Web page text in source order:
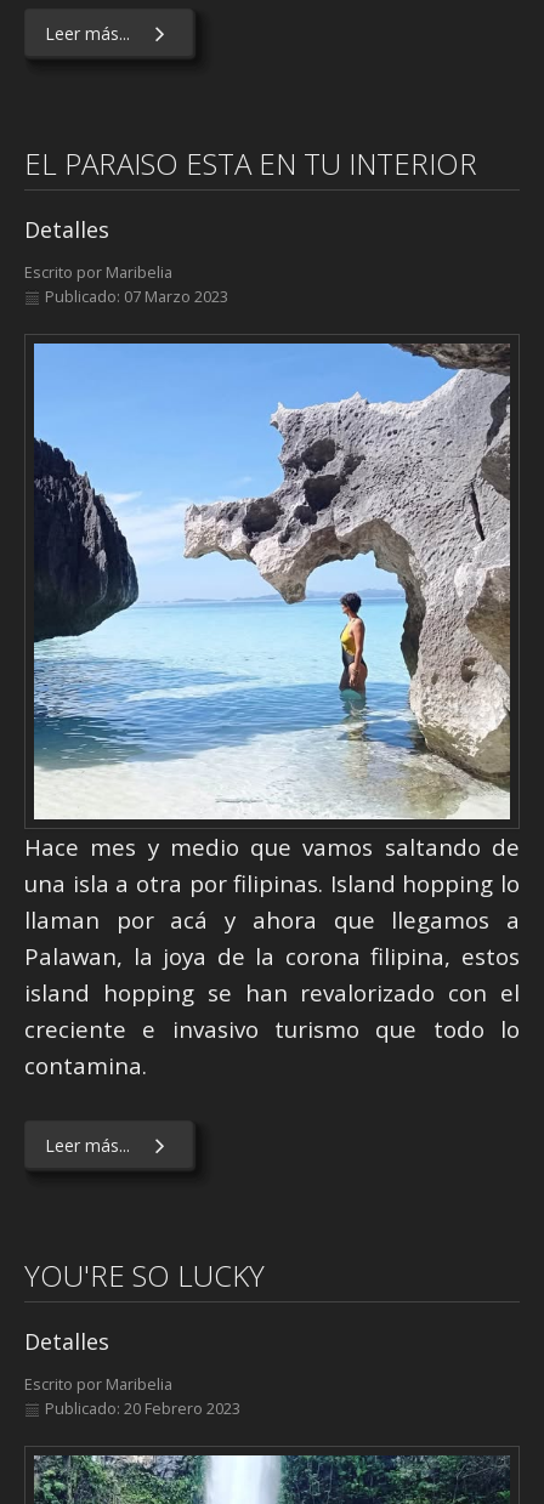
Leer más...
EL PARAISO ESTA EN TU INTERIOR
Detalles
Escrito por Maribelia
Publicado: 07 Marzo 2023
Hace mes y medio que vamos saltando de
una isla a otra por filipinas. Island hopping lo
llaman por acá y ahora que llegamos a
Palawan, la joya de la corona filipina, estos
island hopping se han revalorizado con el
creciente e invasivo turismo que todo lo
contamina.
Leer más...
YOU'RE SO LUCKY
Detalles
Escrito por Maribelia
Publicado: 20 Febrero 2023